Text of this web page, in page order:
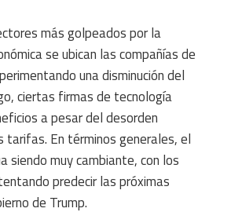
más golpeados por la
se ubican las compañías de
una disminución del
ciertas firmas de tecnología
a pesar del desorden
tarifas. En términos generales, el
siendo muy cambiante, con los
predecir las próximas
de Trump.